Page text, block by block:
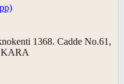
1368. Cadde No.61,